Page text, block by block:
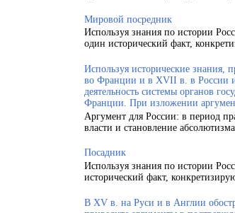
Мировой посредник
Используя знания по истории
один исторический факт,
Используя исторические знания,
во Франции и в XVII в. в России
деятельность системы органов
Франции. При изложении
Аргумент для России: в период
власти и становление
Посадник
Используя знания по истории
исторический факт,
В XV в. на Руси и в Англии